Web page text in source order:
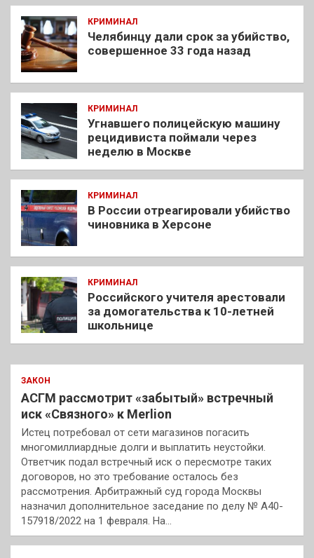
КРИМИНАЛ
Челябинцу дали срок за убийство,
совершенное 33 года назад
КРИМИНАЛ
Угнавшего полицейскую машину
рецидивиста поймали через
неделю в Москве
КРИМИНАЛ
В России отреагировали убийство
чиновника в Херсоне
КРИМИНАЛ
Российского учителя арестовали
за домогательства к 10-летней
школьнице
ЗАКОН
АСГМ рассмотрит «забытый» встречный
иск «Связного» к Merlion
Истец потребовал от сети магазинов погасить
многомиллиардные долги и выплатить неустойки.
Ответчик подал встречный иск о пересмотре таких
договоров, но это требование осталось без
рассмотрения. Арбитражный суд города Москвы
назначил дополнительное заседание по делу № А40-
157918/2022 на 1 февраля. На…